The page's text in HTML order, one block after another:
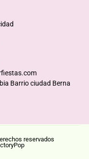
Barrio ciudad Berna
reservados